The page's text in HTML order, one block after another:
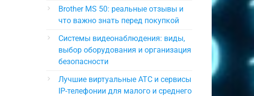
Brother MS 50: реальные отзывы и
что важно знать перед покупкой
Системы видеонаблюдения: виды,
выбор оборудования и организация
безопасности
Лучшие виртуальные АТС и сервисы
IP-телефонии для малого и среднего